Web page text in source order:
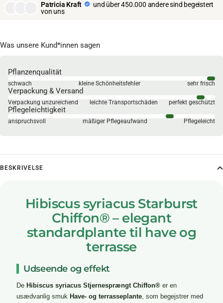
Patricia Kraft
und über 450.000 andere sind begeistert
von uns
Was unsere Kund*innen sagen
Pflanzenqualität
schwach kleine Schönheitsfehler sehr frisch
Verpackung & Versand
Verpackung unzureichend leichte Transportschäden perfekt geschützt
Pflegeleichtigkeit
anspruchsvoll mäßiger Pflegeaufwand Pflegeleicht
BESKRIVELSE
Hibiscus syriacus Starburst
Chiffon® – elegant
standardplante til have og
terrasse
Udseende og effekt
De Hibiscus syriacus Stjernesprængt Chiffon®er en
usædvanlig smuk Have- og terrasseplante, som begejstrer med